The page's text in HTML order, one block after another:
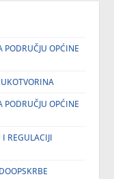
PODRUČJU OPĆINE
PODRUČJU OPĆINE
REGULACIJI